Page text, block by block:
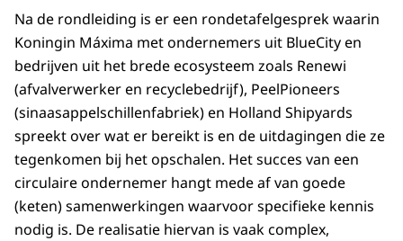
Na de rondleiding is er een rondetafelgesprek waarin
Koningin Máxima met ondernemers uit BlueCityen
bedrijven uit het brede ecosysteem zoals Renewi
(afvalverwerker en recyclebedrijf), PeelPioneers
(sinaasappelschillenfabriek) en Holland Shipyards
spreekt over wat er bereikt is en de uitdagingen die ze
tegenkomen bij het opschalen. Het succes van een
circulaire ondernemer hangt mede af van goede
(keten) samenwerkingen waarvoor specifieke kennis
nodig is. De realisatie hiervan is vaak complex,